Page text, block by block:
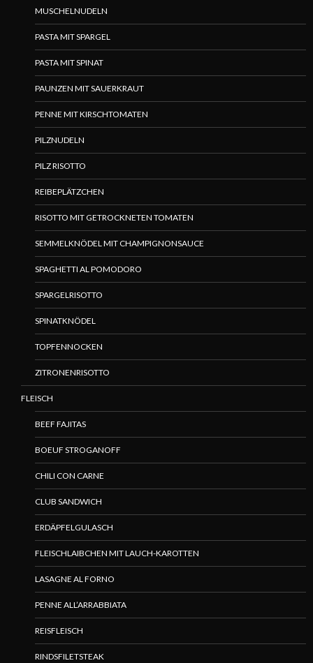
MUSCHELNUDELN
PASTA MIT SPARGEL
PASTA MIT SPINAT
PAUNZEN MIT SAUERKRAUT
PENNE MIT KIRSCHTOMATEN
PILZNUDELN
PILZ RISOTTO
REIBEPLÄTZCHEN
RISOTTO MIT GETROCKNETEN TOMATEN
SEMMELKNÖDEL MIT CHAMPIGNONSAUCE
SPAGHETTI AL POMODORO
SPARGELRISOTTO
SPINATKNÖDEL
TOPFENNOCKEN
ZITRONENRISOTTO
FLEISCH
BEEF FAJITAS
BOEUF STROGANOFF
CHILI CON CARNE
CLUB SANDWICH
ERDÄPFELGULASCH
FLEISCHLAIBCHEN MIT LAUCH-KAROTTEN
LASAGNE AL FORNO
PENNE ALL’ARRABBIATA
REISFLEISCH
RINDSFILETSTEAK